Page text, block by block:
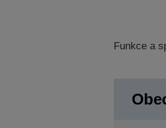
Funkce a